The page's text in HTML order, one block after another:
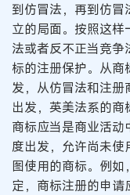
到仿冒法，再到仿
立的局面。按照这样
法或者反不正当竞
标的注册保护。从商
发，从仿冒法和注
出发，英美法系的
商标应当是商业活动
度出发，允许尚未使
图使用的商标。例
定，商标注册的申